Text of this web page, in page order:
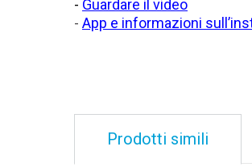
- Guardare il video
- App e informazioni
Prodotti simili